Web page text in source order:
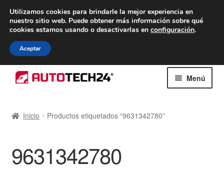
ENTREGA desde 7 EUR
De lunes a viernes de 9 a. m. a 4 p. m.
navegación
al
Menú
Carro
Inicio Productos etiquetados “9631342780”
9631342780
Utilizamos cookies para brindarle la mejor experiencia en
nuestro sitio web. Puede obtener más información sobre qué
cookies estamos usando o desactivarlas en configuración.
Aceptar